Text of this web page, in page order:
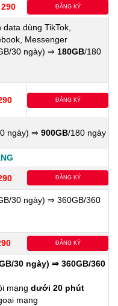
290 ĐĂNG KÝ
dùng TikTok,
Messenger
30 ngày) ⇒ 180GB/180
ĐĂNG KÝ
ngày) ⇒ 900GB/180 ngày
ĐĂNG KÝ
30 ngày) ⇒ 360GB/360
ĐĂNG KÝ
30 ngày) ⇒ 360GB/360
mạng dưới 20 phút
mạng